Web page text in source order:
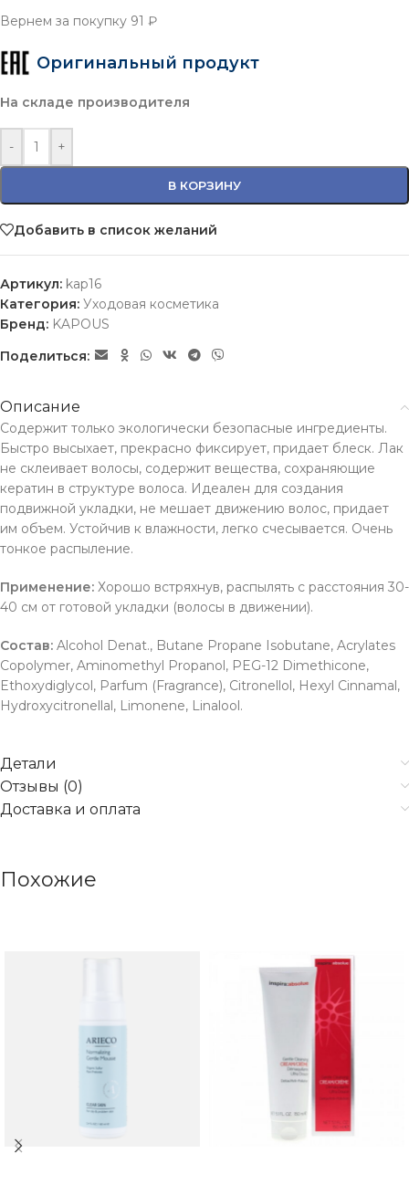
Вернем за покупку 91 ₽
Оригинальный продукт
На складе производителя
- +
В КОРЗИНУ
Добавить в список желаний
Артикул: kap16
Категория: Уходовая косметика
Бренд: KAPOUS
Поделиться:
Описание
Содержит только экологически безопасные ингредиенты.
Быстро высыхает, прекрасно фиксирует, придает блеск. Лак
не склеивает волосы, содержит вещества, сохраняющие
кератин в структуре волоса. Идеален для создания
подвижной укладки, не мешает движению волос, придает
им объем. Устойчив к влажности, легко счесывается. Очень
тонкое распыление.
Применение: Хорошо встряхнув, распылять с расстояния 30-
40 см от готовой укладки (волосы в движении).
Состав: Alcohol Denat., Butane Propane Isobutane, Acrylates
Copolymer, Aminomethyl Propanol, PEG-12 Dimethicone,
Ethoxydiglycol, Parfum (Fragrance), Citronellol, Hexyl Cinnamal,
Hydroxycitronellal, Limonene, Linalool.
Детали
Отзывы (0)
Доставка и оплата
Похожие